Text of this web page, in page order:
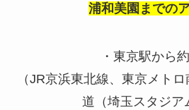
浦和美園までの
・東京駅から約
（JR京浜東北線、東京メト
道（埼玉スタジア